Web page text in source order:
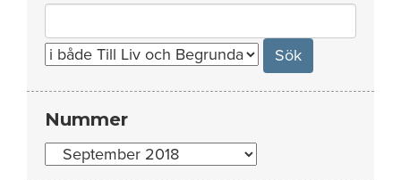
for:
Nummer
Nummer